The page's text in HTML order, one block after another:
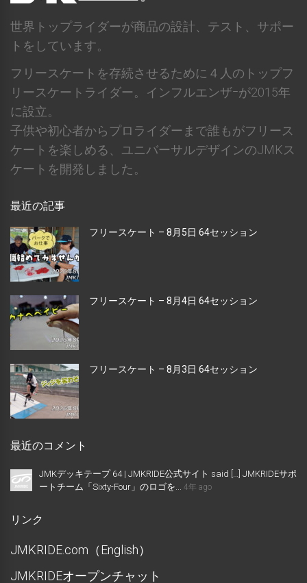
世界トップライダーが商品の設計、テスト、サポー
トをしています。
フリースケートを存続させるために４人のトップフ
リースケートライダー。インフルエンザｰが2015年
に設立。
子供や初心者からプロライダーまで誰もがフリース
ケートを楽しめる、ユニバーサルデザインのJMKス
ケートを開発しました。
最近の記事
フリースケート – 8月5日 64セッション
フリースケート – 8月4日 64セッション
フリースケート – 8月3日 64セッション
最近のコメント
JMKデッキテープ 64 | JMKRIDE公式サイト said […] JMKRIDEサポ
ートチーム「Sixty-Four」のロゴを...
4年 ago
リンク
JMKRIDE.com（English）
JMKRIDEオープンチャット